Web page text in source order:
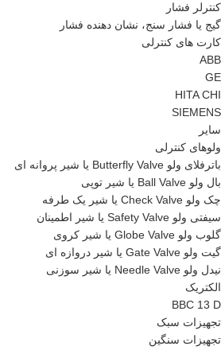
کنترلر فشار
گیج یا فشار سنج، نشان دهنده فشار
کارت های کنترلی
ABB
GE
HITA CHI
SIEMENS
سایر
ولوهای کنترلی
باترفلای ولو Butterfly Valve یا شیر پروانه ای
بال ولو Ball Valve یا شیر توپی
چک ولو Check Valve یا شیر یک طرفه
سیفتی ولو Safety Valve یا شیر اطمینان
گلوب ولو Globe Valve یا شیر کروی
گیت ولو Gate Valve یا شیر دروازه ای
نیدل ولو Needle Valve یا شیر سوزنی
الکتریک
BBC 13 D
تجهیزات سبک
تجهیزات سنگین